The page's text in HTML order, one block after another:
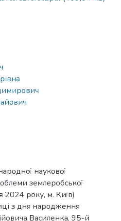
наукової
землеробської
2024 року, м. Київ)
з дня народження
Василенка, 95-й